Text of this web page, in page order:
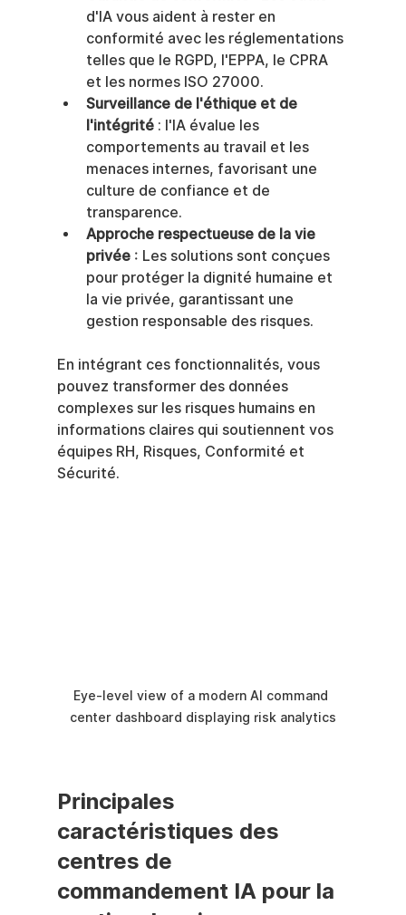
d'IA vous aident à rester en
conformité avec les réglementations
telles que le RGPD, l'EPPA, le CPRA
et les normes ISO 27000.
Surveillance de l'éthique et de
l'intégrité : l'IA évalue les
comportements au travail et les
menaces internes, favorisant une
culture de confiance et de
transparence.
Approche respectueuse de la vie
privée : Les solutions sont conçues
pour protéger la dignité humaine et
la vie privée, garantissant une
gestion responsable des risques.
En intégrant ces fonctionnalités, vous
pouvez transformer des données
complexes sur les risques humains en
informations claires qui soutiennent vos
équipes RH, Risques, Conformité et
Sécurité.
Eye-level view of a modern AI command
center dashboard displaying risk analytics
Principales
caractéristiques des
centres de
commandement IA pour la